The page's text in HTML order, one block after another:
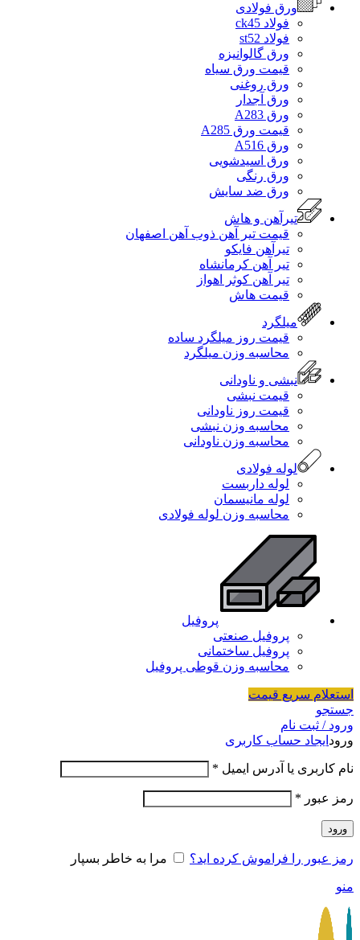
ورق فولادی
فولاد ck45
فولاد st52
ورق گالوانیزه
قیمت ورق سیاه
ورق روغنی
ورق آجدار
ورق A283
قیمت ورق A285
ورق A516
ورق اسیدشویی
ورق رنگی
ورق ضد سایش
تیرآهن و هاش
قیمت تیر آهن ذوب آهن اصفهان
تیرآهن فایکو
تیر آهن کرمانشاه
تیر آهن کوثر اهواز
قیمت هاش
میلگرد
قیمت روز میلگرد ساده
محاسبه وزن میلگرد
نبشی و ناودانی
قیمت نبشی
قیمت روز ناودانی
محاسبه وزن نبشی
محاسبه وزن ناودانی
لوله فولادی
لوله داربست
لوله مانیسمان
محاسبه وزن لوله فولادی
پروفیل
پروفیل صنعتی
پروفیل ساختمانی
محاسبه وزن قوطی پروفیل
استعلام سریع قیمت
جستجو
ورود / ثبت نام
ورود ایجاد حساب کاربری
نام کاربری یا آدرس ایمیل *
رمز عبور *
ورود
رمز عبور را فراموش کرده اید؟ مرا به خاطر بسپار
منو